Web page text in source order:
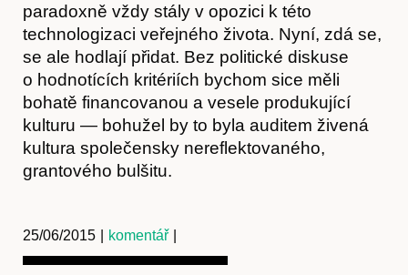
paradoxně vždy stály v opozici k této
technologizaci veřejného života. Nyní, zdá se,
se ale hodlají přidat. Bez politické diskuse
o hodnotících kritériích bychom sice měli
bohatě financovanou a vesele produkující
kulturu — bohužel by to byla auditem živená
kultura společensky nereflektovaného,
grantového bulšitu.
25/06/2015 komentář